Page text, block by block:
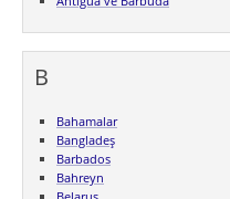
B
Bahamalar
Bangladeş
Barbados
Bahreyn